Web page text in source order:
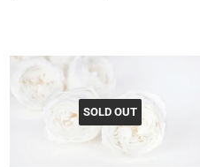
MwSt
(VAT/IVA
excl.) SOLD OUT